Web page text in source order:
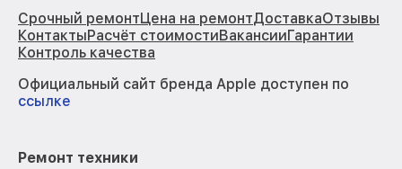
Срочный ремонтЦена на ремонтДоставкаОтзывы
КонтактыРасчёт стоимостиВакансииГарантии
Контроль качества
Официальный сайт бренда Apple доступен по
ссылке
Ремонт техники